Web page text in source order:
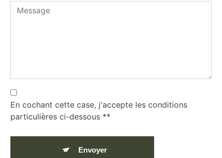
En cochant cette case, j'accepte les conditions
particulières ci-dessous **
Envoyer